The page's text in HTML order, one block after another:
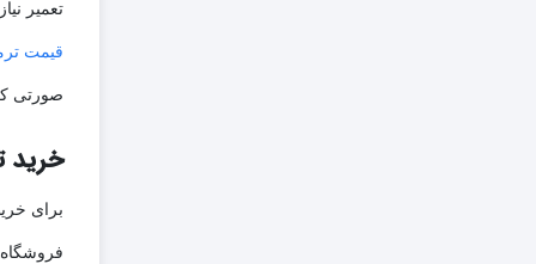
تعمیر
قیمت
صورتی
خرید
برای